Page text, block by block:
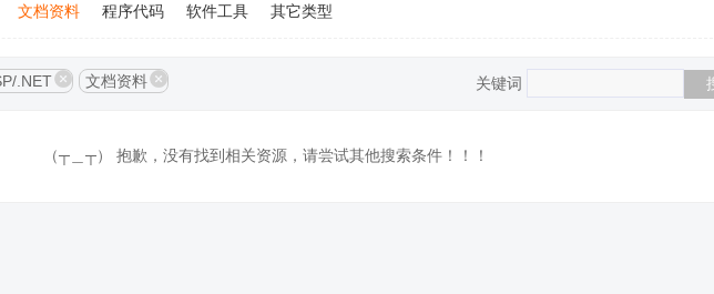
文档资料 程序代码 软件工具 其它类型
.NET 文档资料 关键词
（┬＿┬） 抱歉，没有找到相关资源，请尝试其他搜索条件！！！